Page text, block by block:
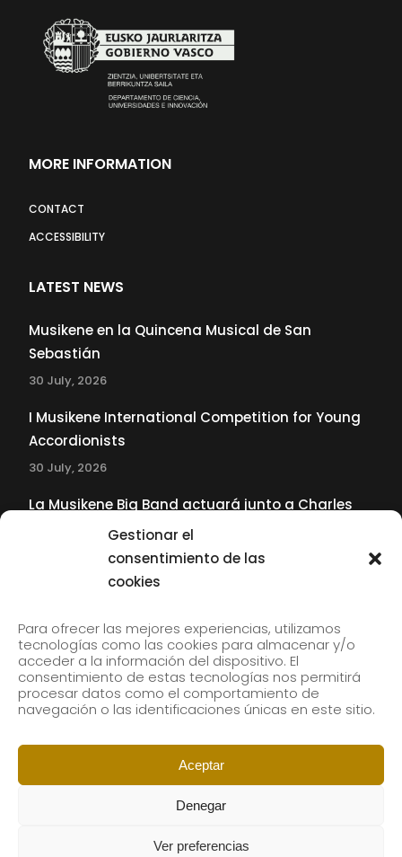
Gestionar el
consentimiento de las
cookies
Para ofrecer las mejores experiencias, utilizamos
tecnologías como las cookies para almacenar y/o
acceder a la información del dispositivo. El
consentimiento de estas tecnologías nos permitirá
procesar datos como el comportamiento de
navegación o las identificaciones únicas en este sitio.
Aceptar
Denegar
Ver preferencias
MORE INFORMATION
CONTACT
ACCESSIBILITY
LATEST NEWS
Musikene en la Quincena Musical de San
Sebastián
30 July, 2026
I Musikene International Competition for Young
Accordionists
30 July, 2026
La Musikene Big Band actuará junto a Charles
Tolliver en el 61 Jazzaldia
Subscribe to our newsletter to receive our news by
email.